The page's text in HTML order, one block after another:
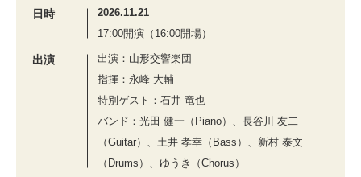
日時
2026.11.21
17:00開演（16:00開場）
出演
出演：山形交響楽団
指揮：永峰 大輔
特別ゲスト：石井 竜也
バンド：光田 健一（Piano）、長谷川 友二
（Guitar）、土井 孝幸（Bass）、新村 泰文
（Drums）、ゆうき（Chorus）